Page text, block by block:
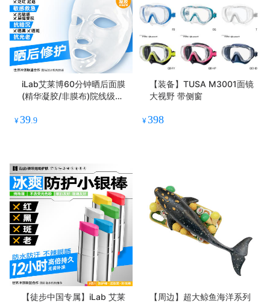
iLab艾莱博60分钟晒后面膜
(精华凝胶/非膜布)院线级修
¥39.9
【装备】TUSA M3001面镜
大视野 带侧窗
¥398
【徒步中国专属】iLab 艾莱
【周边】超大鲸鱼海洋系列